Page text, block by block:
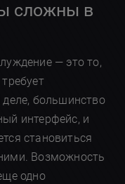
сложны в
— это то,
требует
большинство
интерфейс, и
становиться
Возможность
одно